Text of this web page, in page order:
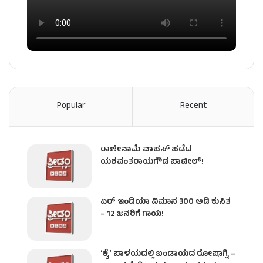
Popular Recent
ರಾಜೀನಾಮೆ ವಾಪಸ್ ಪಡೆದ
ಯಶವಂತರಾಯಗೌಡ ಪಾಟೀಲ್‌!
ಏರ್ ಇಂಡಿಯಾ ವಿಮಾನ 300 ಅಡಿ ಕುಸಿತ
– 12 ಜನರಿಗೆ ಗಾಯ!
ʻಕೈʼ​ ಪಾಳಯದಲ್ಲಿ ಬಂಡಾಯದ ರೋಷಾಗ್ನಿ –